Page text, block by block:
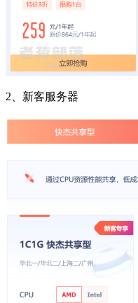
2、新客服务器